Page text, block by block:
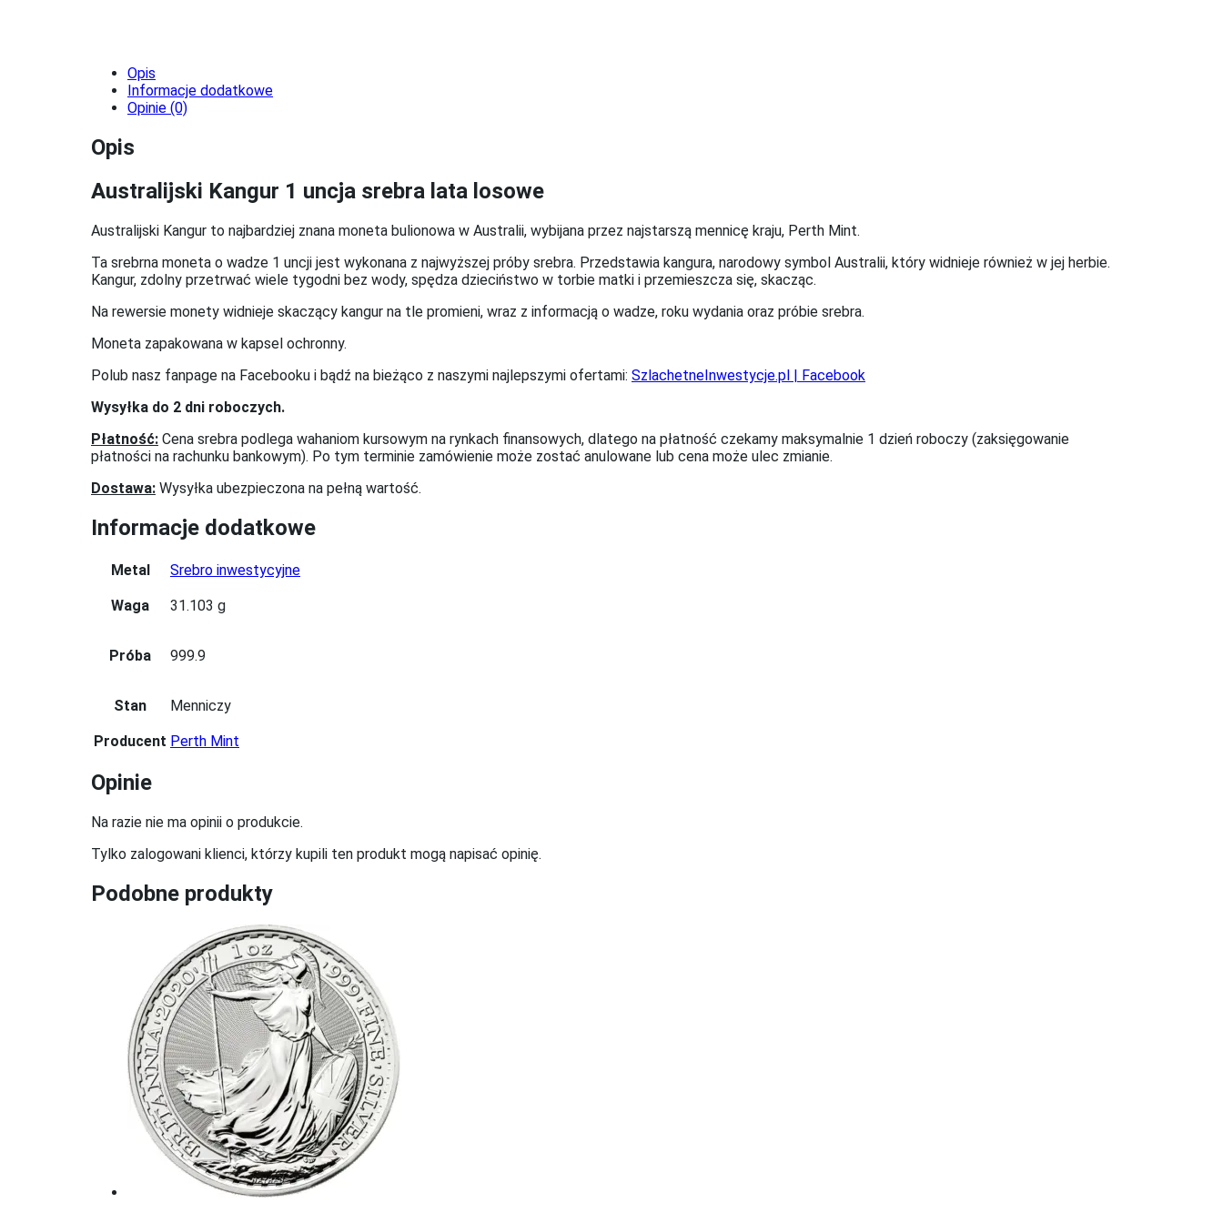
Opis
Informacje dodatkowe
Opinie (0)
Opis
Australijski Kangur 1 uncja srebra lata losowe
Australijski Kangur to najbardziej znana moneta bulionowa w Australii, wybijana przez najstarszą mennicę kraju, Perth Mint.
Ta srebrna moneta o wadze 1 uncji jest wykonana z najwyższej próby srebra. Przedstawia kangura, narodowy symbol Australii, który widnieje również w jej herbie.
Kangur, zdolny przetrwać wiele tygodni bez wody, spędza dzieciństwo w torbie matki i przemieszcza się, skacząc.
Na rewersie monety widnieje skaczący kangur na tle promieni, wraz z informacją o wadze, roku wydania oraz próbie srebra.
Moneta zapakowana w kapsel ochronny.
Polub nasz fanpage na Facebooku i bądź na bieżąco z naszymi najlepszymi ofertami: SzlachetneInwestycje.pl | Facebook
Wysyłka do 2 dni roboczych.
Płatność: Cena srebra podlega wahaniom kursowym na rynkach finansowych, dlatego na płatność czekamy maksymalnie 1 dzień roboczy (zaksięgowanie
płatności na rachunku bankowym). Po tym terminie zamówienie może zostać anulowane lub cena może ulec zmianie.
Dostawa: Wysyłka ubezpieczona na pełną wartość.
Informacje dodatkowe
Metal Srebro inwestycyjne
Waga 31.103 g
Próba 999.9
Stan Menniczy
Producent Perth Mint
Opinie
Na razie nie ma opinii o produkcie.
Tylko zalogowani klienci, którzy kupili ten produkt mogą napisać opinię.
Podobne produkty